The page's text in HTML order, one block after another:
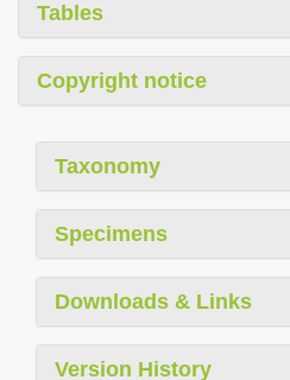
Tables
Copyright notice
Taxonomy
Specimens
Downloads & Links
Version History